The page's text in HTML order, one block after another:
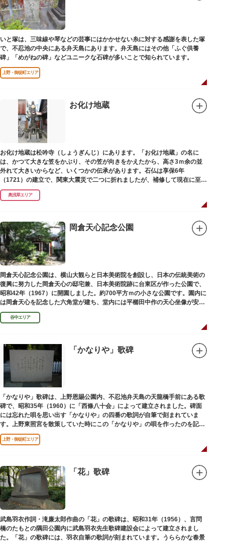
いと塚は、三味線や琴などの芸事にはかかせない糸に対する感謝を表した塚
で、不忍池の中央にある弁天島にあります。弁天島にはその他「ふぐ供養
碑」「めがねの碑」などユニークな石碑が多いことで知られています。
上野・御徒町エリア
お化け地蔵
お化け地蔵は松吟寺（しょうぎんじ）にあります。「お化け地蔵」の名に
は、かつて大きな笠をかぶり、その笠が向きをかえたから、高さ3ｍ余の並
外れて大きいからなど、いくつかの伝承があります。石仏は享保6年
（1721）の建立で、関東大震災で二つに折れましたが、補修して現在に至っ
ています。常夜灯は、寛政2年（1790）に建てられました。
奥浅草エリア
岡倉天心記念公園
岡倉天心記念公園は、横山大観らと日本美術院を創設し、日本の伝統美術の
復興に努力した岡倉天心の邸宅兼、日本美術院跡に台東区が作った公園で、
昭和42年（1967）に開園しました。約700平方ｍの小さな公園です。園内に
は岡倉天心を記念した六角堂が建ち、堂内には平櫛田中作の天心坐像が安置
されています。
谷中エリア
「かなりや」歌碑
「かなりや」歌碑は、上野恩賜公園内、不忍池弁天島の天龍橋手前にある歌
碑で、昭和35年（1960）に「西條八十会」によって建立されました。碑面
には忘れた唄を思い出す「かなりや」の四番の歌詞が自筆で刻まれていま
す。上野東照宮を散策していた時にこの「かなりや」の唄を作ったのを記念
してこの地に建てられました。
上野・御徒町エリア
「花」歌碑
武島羽衣作詞・滝廉太郎作曲の「花」の歌碑は、昭和31年（1956）、言問
橋のたもとの隅田公園内に武島羽衣先生歌碑建設会によって建立されまし
た。「花」の歌碑には、羽衣自筆の歌詞が刻まれています。うららかな春景